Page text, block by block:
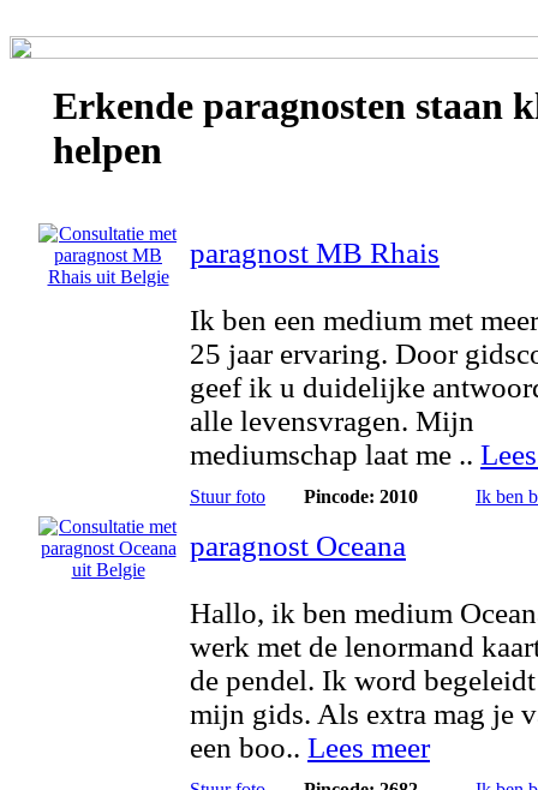
Erkende paragnosten staan
helpen
paragnost MB Rhais
Ik ben een medium met
25 jaar ervaring. Door
geef ik u duidelijke
alle levensvragen. Mijn
mediumschap laat me ..
Stuur foto Pincode: 2010 Ik ben
paragnost Oceana
Hallo, ik ben medium
werk met de lenormand
de pendel. Ik word
mijn gids. Als extra mag je
een boo.. Lees meer